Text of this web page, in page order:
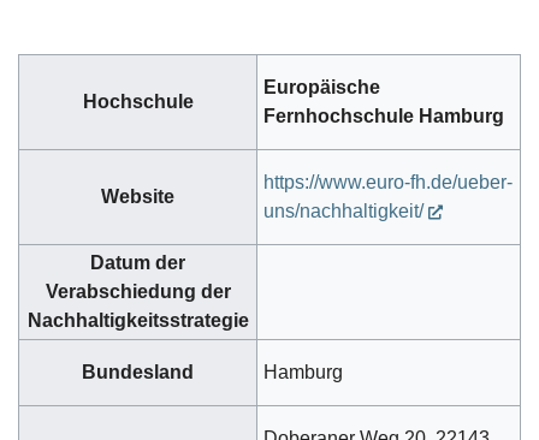
Hochschule
Europäische
Fernhochschule Hamburg
Website
https://www.euro-fh.de/ueber-
uns/nachhaltigkeit/
Datum der
Verabschiedung der
Nachhaltigkeitsstrategie
Bundesland Hamburg